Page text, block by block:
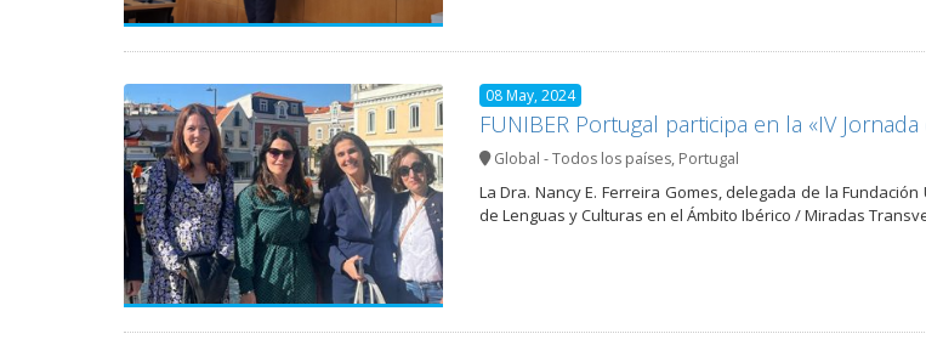
08 May, 2024
FUNIBER Portugal participa en la «IV
Global - Todos los países, Portugal
La Dra. Nancy E. Ferreira Gomes, delegada de la
de Lenguas y Culturas en el Ámbito Ibérico / Miradas